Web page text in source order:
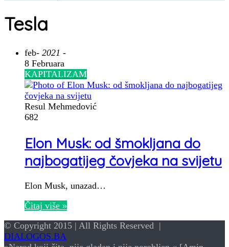
Tesla
feb- 2021 -
8 Februara
KAPITALIZAM
Resul Mehmedović
682
Elon Musk: od šmokljana do
najbogatijeg čovjeka na svijetu
Elon Musk, unazad…
Čitaj više »
© Copyright 2015 | All Rights Reserved |
DIALOGOS.BA